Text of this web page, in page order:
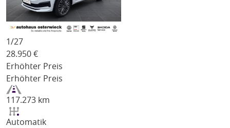
1/27
28.950 €
Erhöhter Preis
Erhöhter Preis
117.273 km
Automatik